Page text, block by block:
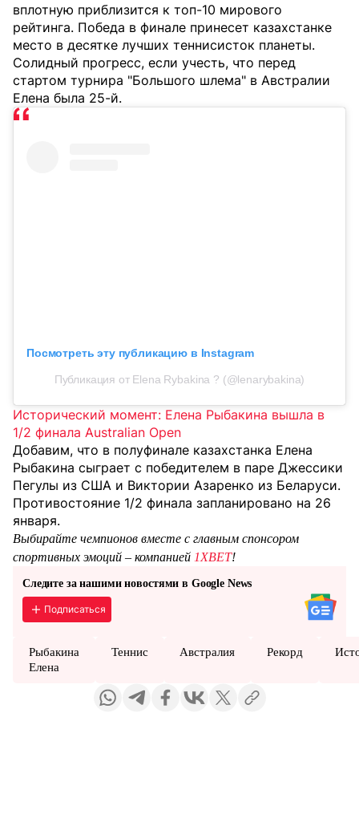
вплотную приблизится к топ-10 мирового
рейтинга. Победа в финале принесет казахстанке
место в десятке лучших теннисисток планеты.
Солидный прогресс, если учесть, что перед
стартом турнира "Большого шлема" в Австралии
Елена была 25-й.
Посмотреть эту публикацию в Instagram
Публикация от Elena Rybakina ? (@lenarybakina)
Исторический момент: Елена Рыбакина вышла в
1/2 финала Australian Open
Добавим, что в полуфинале казахстанка Елена
Рыбакина сыграет с победителем в паре Джессики
Пегулы из США и Виктории Азаренко из Беларуси.
Противостояние 1/2 финала запланировано на 26
января.
Выбирайте чемпионов вместе с главным спонсором
спортивных эмоций – компанией 1XBET!
Следите за нашими новостями в Google News
Подписаться
Рыбакина
Елена
Теннис Австралия Рекорд